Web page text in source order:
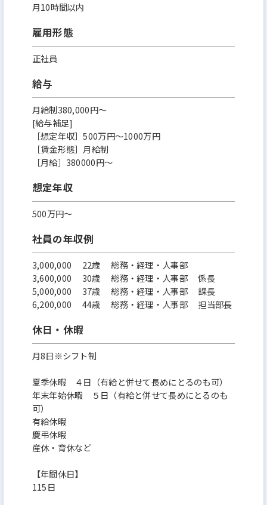
月10時間以内
雇用形態
正社員
給与
月給制380,000円～
[給与補足]
［想定年収］500万円～1000万円
［賃金形態］月給制
［月給］380000円～
想定年収
500万円〜
社員の年収例
3,000,000 22歳 総務・経理・人事部
3,600,000 30歳 総務・経理・人事部 係長
5,000,000 37歳 総務・経理・人事部 課長
6,200,000 44歳 総務・経理・人事部 担当部長
休日・休暇
月8日※シフト制
夏季休暇 ４日（有給と併せて長めにとるのも可）
年末年始休暇 ５日（有給と併せて長めにとるのも
可）
有給休暇
慶弔休暇
産休・育休など
【年間休日】
115日